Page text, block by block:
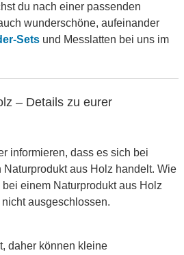
du nach einer passenden
wunderschöne, aufeinander
Sets und Messlatten bei uns im
– Details zu eurer
informieren, dass es sich bei
Naturprodukt aus Holz handelt. Wie
einem Naturprodukt aus Holz
ausgeschlossen.
daher können kleine